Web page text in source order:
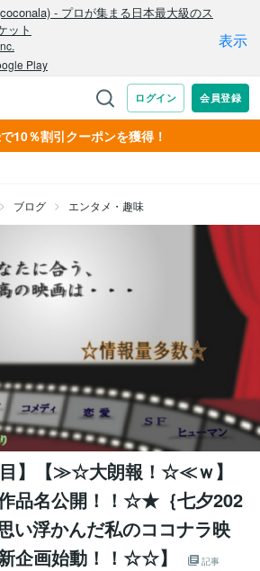
10％割引クーポンを獲得！
ブログ エンタメ・趣味
】【≫☆大朗報！☆≪ｗ】
品名公開！！☆★｛七夕202
い浮かんだ私のココナラ映
企画始動！！☆☆】
記事